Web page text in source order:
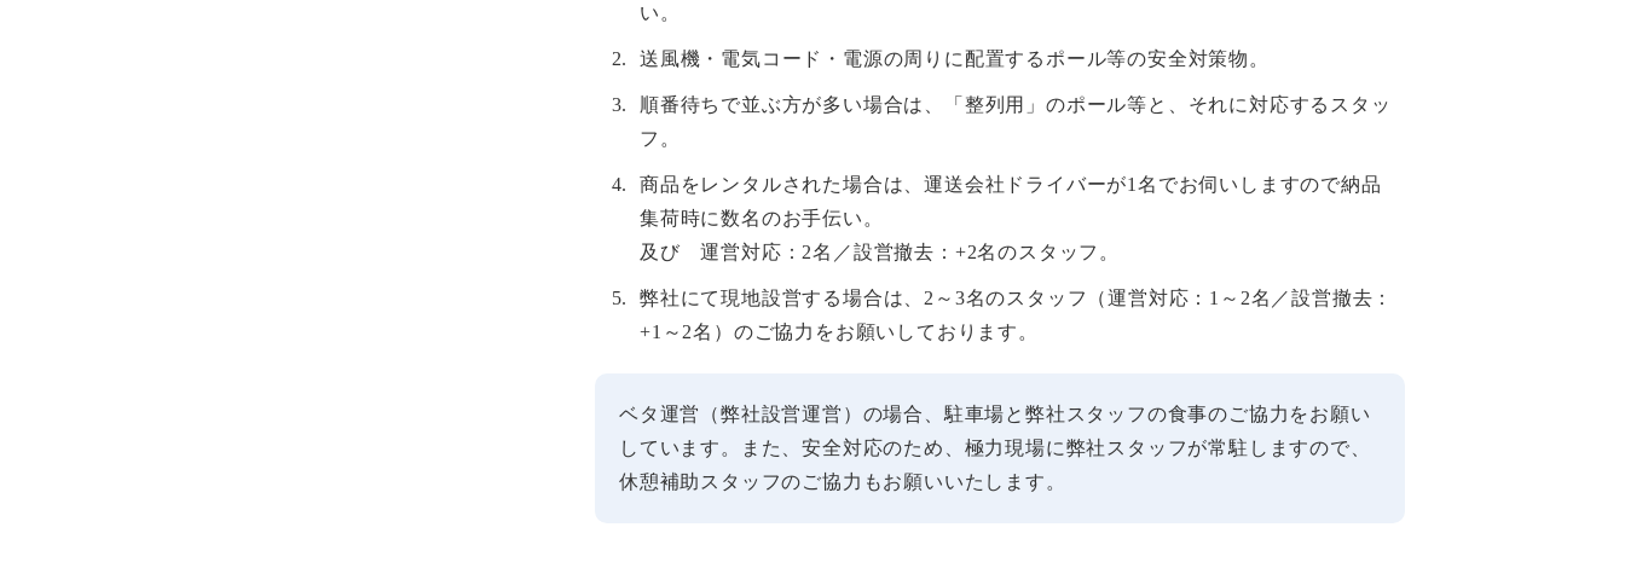
い。
送風機・電気コード・電源の周りに配置するポール等の安全対策物。
順番待ちで並ぶ方が多い場合は、「整列用」のポール等と、それに対応するスタッ
フ。
商品をレンタルされた場合は、運送会社ドライバーが1名でお伺いしますので納品
集荷時に数名のお手伝い。
及び 運営対応：2名／設営撤去：+2名のスタッフ。
弊社にて現地設営する場合は、2～3名のスタッフ（運営対応：1～2名／設営撤去：
+1～2名）のご協力をお願いしております。
ベタ運営（弊社設営運営）の場合、駐車場と弊社スタッフの食事のご協力をお願い
しています。また、安全対応のため、極力現場に弊社スタッフが常駐しますので、
休憩補助スタッフのご協力もお願いいたします。